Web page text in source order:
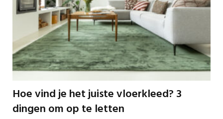
Hoe vind je het juiste vloerkleed? 3
dingen om op te letten